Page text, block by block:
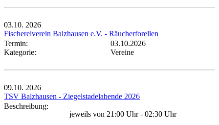
03.10. 2026
Fischereiverein Balzhausen e.V. - Räucherforellen
Termin:
03.10.2026
Kategorie:
Vereine
09.10. 2026
TSV Balzhausen - Ziegelstadelabende 2026
Beschreibung:
jeweils von 21:00 Uhr - 02:30 Uhr